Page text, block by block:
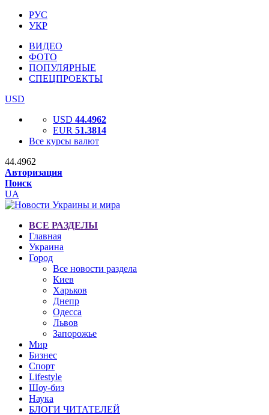
РУС
УКР
ВИДЕО
ФОТО
ПОПУЛЯРНЫЕ
СПЕЦПРОЕКТЫ
USD
USD 44.4962
EUR 51.3814
Все курсы валют
44.4962
Авторизация
Поиск
UA
ВСЕ РАЗДЕЛЫ
Главная
Украина
Город
Все новости раздела
Киев
Харьков
Днепр
Одесса
Львов
Запорожье
Мир
Бизнес
Спорт
Lifestyle
Шоу-биз
Наука
БЛОГИ ЧИТАТЕЛЕЙ